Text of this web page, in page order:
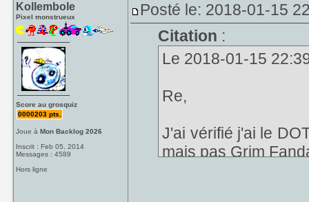
Kollembole
Pixel monstrueux
Score au grosquiz
0000203 pts.
Joue àMon Backlog 2026
Inscrit : Feb 05, 2014
Messages : 4589
Hors ligne
Posté le: 2018-01-15
Citation :
Le 2018-01-15
Re,
J'ai vérifié j'ai le
mais pas Grim